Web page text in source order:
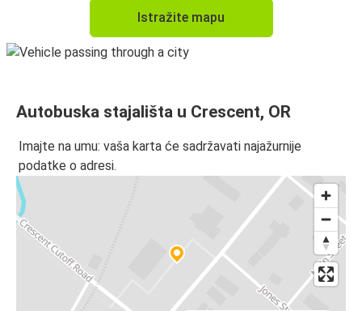
Istražite mapu
Autobuska stajališta u Crescent, OR
Imajte na umu: vaša karta će sadržavati najažurnije
podatke o adresi.